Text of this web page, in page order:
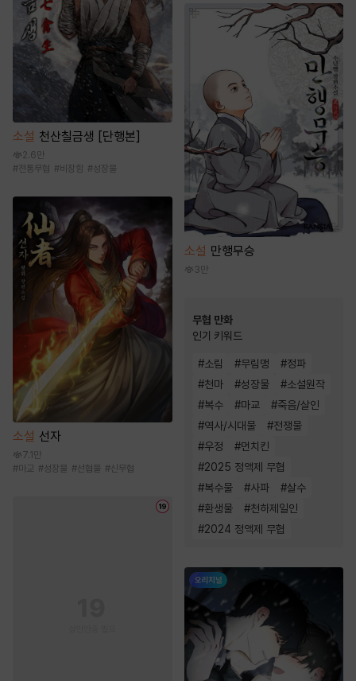
소설 천산칠금생 [단행본]
2.6만
#전통무협 #비장함 #성장물
소설 선자
7.1만
#마교 #성장물 #선협물 #신무협
소설 만행무승
3만
무협 만화
인기 키워드
#소림 #무림맹 #정파
#천마 #성장물 #소설원작
#복수 #마교 #죽음/살인
#역사/시대물 #전쟁물
#우정 #먼치킨
#2025 정액제 무협
#복수물 #사파 #살수
#환생물 #천하제일인
#2024 정액제 무협